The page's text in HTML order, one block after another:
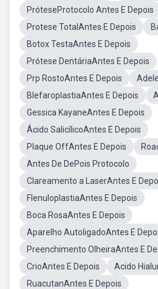
PróteseProtocolo Antes E Depois
Protese TotalAntes E Depois
Botox TestaAntes E Depois
Prótese DentáriaAntes E Depois
Prp RostoAntes E Depois
BlefaroplastiaAntes E Depois
Gessica KayaneAntes E Depois
Ácido SalicílicoAntes E Depois
Plaque OffAntes E Depois
Antes De DePois Protocolo
Clareamento a LaserAntes E
FlenuloplastiaAntes E Depois
Boca RosaAntes E Depois
Aparelho AutoligadoAntes E
Preenchimento OlheiraAntes E
CrioAntes E Depois
Acido
RuacutanAntes E Depois